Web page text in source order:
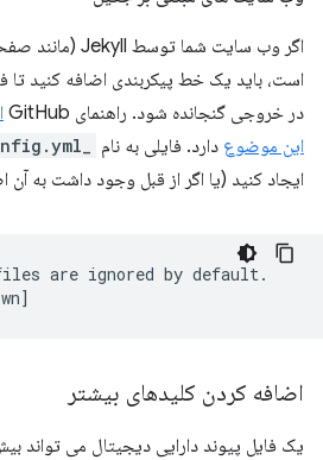
است، باید یک خط پیکربندی اضافه کنید تا
در خروجی گنجانده شود. راهنمای GitHub
این موضوع دارد. فایلی به نام
ایجاد کنید (یا اگر از قبل وجود داشت به آن
are ignored by default.
اضافه کردن کلیدهای بیشتر
یک فایل پیوند دارایی دیجیتال می تواند